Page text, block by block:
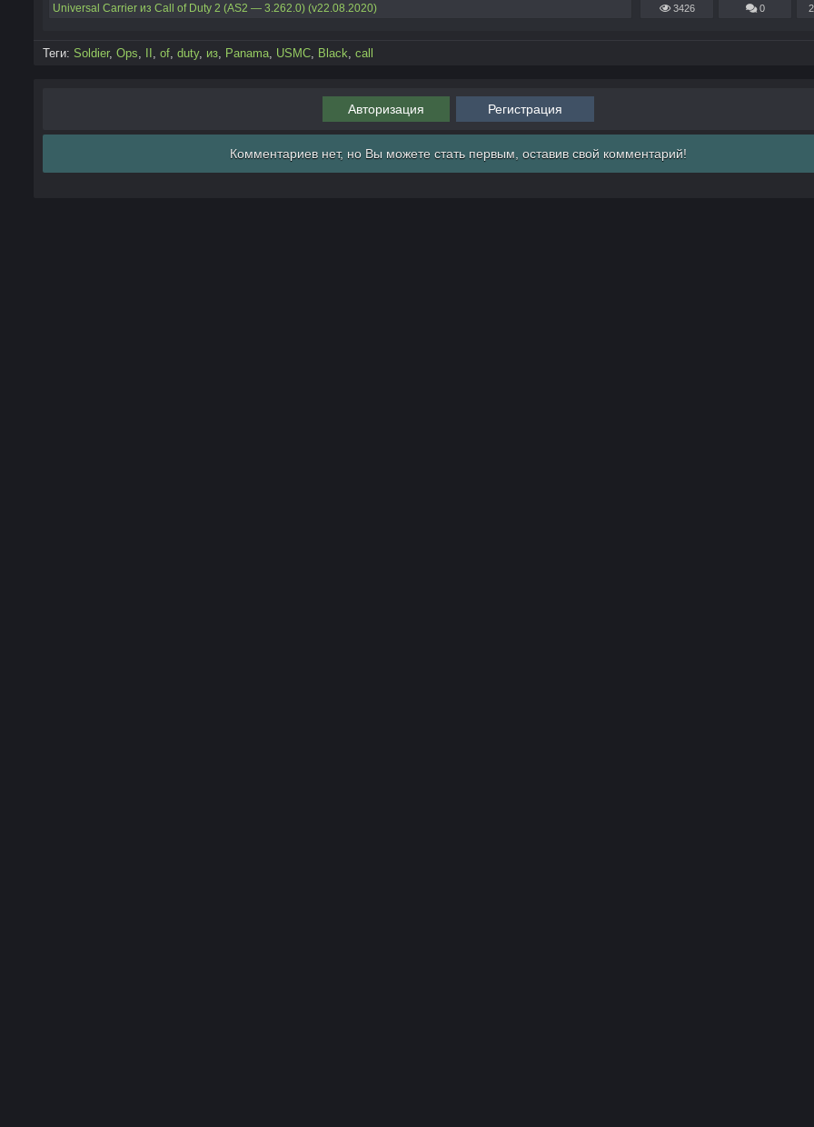
Universal Carrier из Call of Duty 2 (AS2 — 3.262.0) (v22.08.2020) 3426 0
Теги: Soldier, Ops, , of, duty, из, Panama, USMC, Black, call
Авторизация Регистрация
Комментариев нет, но Вы можете стать первым, оставив свой комментарий!